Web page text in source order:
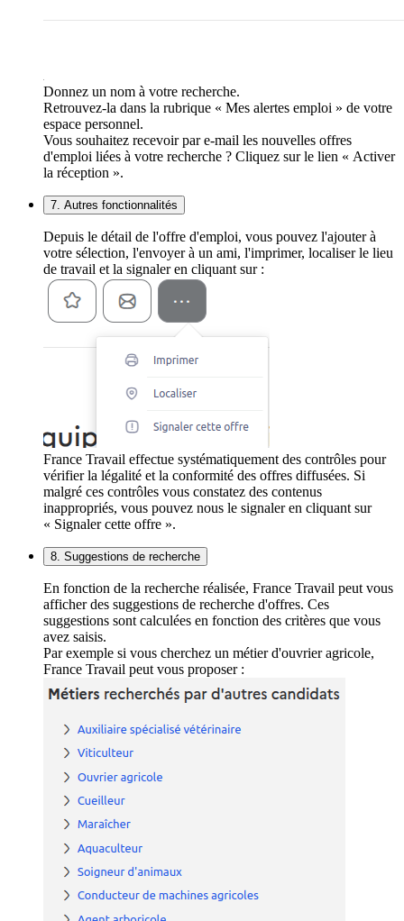
Donnez un nom à votre recherche.
Retrouvez-la dans la rubrique « Mes alertes emploi » de votre
espace personnel.
Vous souhaitez recevoir par e-mail les nouvelles offres
d'emploi liées à votre recherche ? Cliquez sur le lien « Activer
la réception ».
7. Autres fonctionnalités
Depuis le détail de l'offre d'emploi, vous pouvez l'ajouter à
votre sélection, l'envoyer à un ami, l'imprimer, localiser le lieu
de travail et la signaler en cliquant sur :
France Travail effectue systématiquement des contrôles pour
vérifier la légalité et la conformité des offres diffusées. Si
malgré ces contrôles vous constatez des contenus
inappropriés, vous pouvez nous le signaler en cliquant sur
« Signaler cette offre ».
8. Suggestions de recherche
En fonction de la recherche réalisée, France Travail peut vous
afficher des suggestions de recherche d'offres. Ces
suggestions sont calculées en fonction des critères que vous
avez saisis.
Par exemple si vous cherchez un métier d'ouvrier agricole,
France Travail peut vous proposer :